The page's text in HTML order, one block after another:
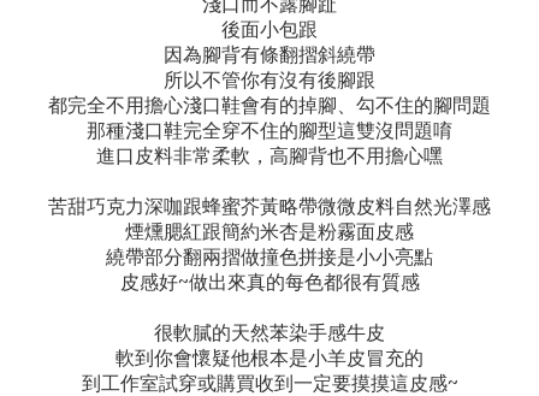
淺口而不露腳趾
後面小包跟
因為腳背有條翻摺斜繞帶
所以不管你有沒有後腳跟
都完全不用擔心淺口鞋會有的掉腳、勾不住的腳問題
那種淺口鞋完全穿不住的腳型這雙沒問題唷
進口皮料非常柔軟，高腳背也不用擔心嘿
苦甜巧克力深咖跟蜂蜜芥黃略帶微微皮料自然光澤感
煙燻腮紅跟簡約米杏是粉霧面皮感
繞帶部分翻兩摺做撞色拼接是小小亮點
皮感好~做出來真的每色都很有質感
很軟膩的天然苯染手感牛皮
軟到你會懷疑他根本是小羊皮冒充的
到工作室試穿或購買收到一定要摸摸這皮感~